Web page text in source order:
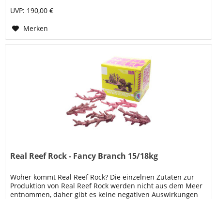
UVP: 190,00 €
Merken
Real Reef Rock - Fancy Branch 15/18kg
Woher kommt Real Reef Rock? Die einzelnen Zutaten zur
Produktion von Real Reef Rock werden nicht aus dem Meer
entnommen, daher gibt es keine negativen Auswirkungen